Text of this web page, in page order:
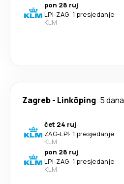
pon 28 ruj
LPI-ZAG· 1 presjedanje
KLM
Zagreb- Linköping 5 dana
čet 24 ruj
ZAG-LPI· 1 presjedanje
KLM
pon 28 ruj
LPI-ZAG· 1 presjedanje
KLM